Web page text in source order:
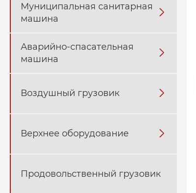
Муниципальная санитарная
машина

Аварийно-спасательная
машина

Воздушный грузовик 
Верхнее оборудование 
Продовольственный грузовик